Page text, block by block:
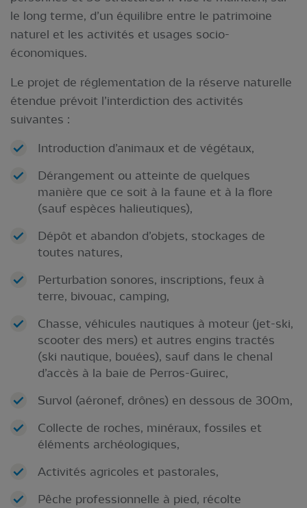
le long terme, d’un équilibre entre le patrimoine
naturel et les activités et usages socio-
économiques.
Le projet de réglementation de la réserve naturelle
étendue prévoit l’interdiction des activités
suivantes :
Introduction d’animaux et de végétaux,
Dérangement ou atteinte de quelques
manière que ce soit à la faune et à la flore
(sauf espèces halieutiques),
Dépôt et abandon d’objets, stockages de
toutes natures,
Perturbation sonores, inscriptions, feux à
terre, bivouac, camping,
Chasse, véhicules nautiques à moteur (jet-ski,
scooter des mers) et autres engins tractés
(ski nautique, bouées), sauf dans le chenal
d’accès à la baie de Perros-Guirec,
Survol (aéronef, drônes) en dessous de 300m,
Collecte de roches, minéraux, fossiles et
éléments archéologiques,
Activités agricoles et pastorales,
Pêche professionnelle à pied, récolte